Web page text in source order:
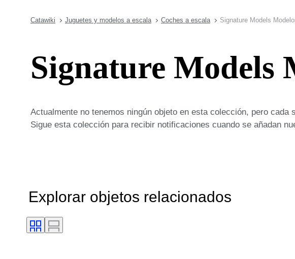
Catawiki Juguetes y modelos a escala Coches a escala Signature Models
Signature Models
Actualmente no tenemos ningún objeto en esta colección, pero cada
Sigue esta colección para recibir notificaciones cuando se añadan
Explorar objetos relacionados